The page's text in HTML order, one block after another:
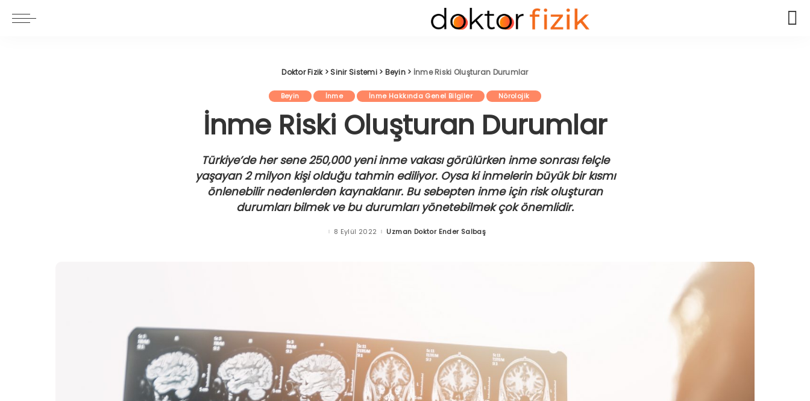
Doktor Fizik>Sinir Sistemi> Beyin > İnme Riski Oluşturan Durumlar
Beyin İnme İnme Hakkında Genel Bilgiler Nörolojik
İnme Riski Oluşturan Durumlar
Türkiye’de her sene 250,000 yeni inme vakası görülürken inme sonrası felçle
yaşayan 2 milyon kişi olduğu tahmin ediliyor. Oysa ki inmelerin büyük bir kısmı
önlenebilir nedenlerden kaynaklanır. Bu sebepten inme için risk oluşturan
durumları bilmek ve bu durumları yönetebilmek çok önemlidir.
8 Eylül 2022 Posted
Uzman Doktor Ender Salbaş